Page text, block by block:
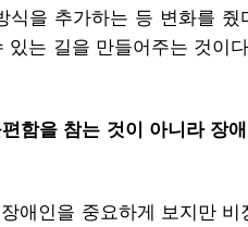
식을 추가하는 등 변화를
는 길을 만들어주는 것이
함을 참는 것이 아니라 장
애인을 중요하게 보지만